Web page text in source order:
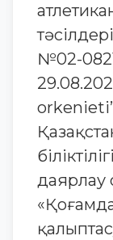
№02-
даярлау